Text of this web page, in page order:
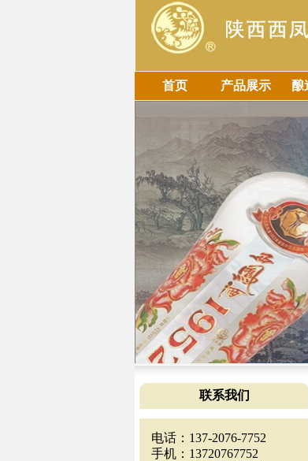
首页 产品展示 酿
联系我们
电话：137-2076-7752
手机：13720767752